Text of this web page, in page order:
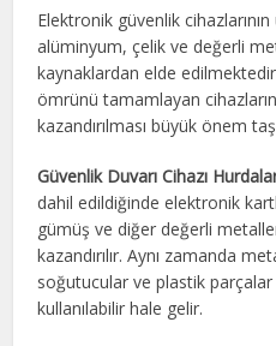
Elektronik güvenlik
alüminyum, çelik ve değerli
kaynaklardan elde
ömrünü tamamlayan
kazandırılması büyük önem
Güvenlik Duvarı Cihazı
dahil edildiğinde elektronik
gümüş ve diğer değerli
kazandırılır. Aynı zamanda
soğutucular ve plastik
kullanılabilir hale gelir.